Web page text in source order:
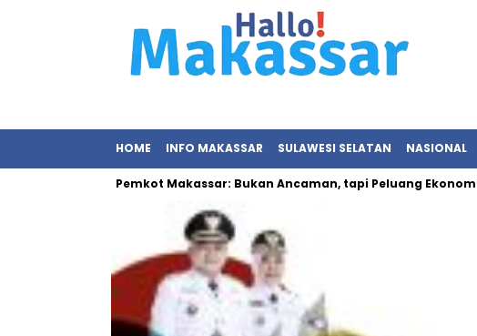
HOME INFO MAKASSAR SULAWESI SELATAN NASIONAL
Sampah Pemkot Makassar: Bukan Ancaman, tapi Peluang Ekonomi Baru